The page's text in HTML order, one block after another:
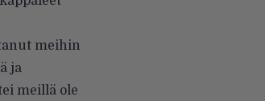
meihin
ja
meillä ole